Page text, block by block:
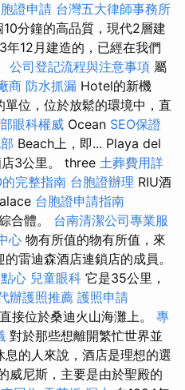
證申請 台灣五大律師事務所
分鐘的高品質，現代2層建
年12月建造的，已經在我們
公司登記流程與注意事項 屬
商 防水抓漏 Hotel的新機
位，位於放鬆的環境中，直
眼科權威 Ocean SEO保證
Beach上，即... Playa del
3公里。 three 土葬費用詳
完整指南 台胞證辦理 RIU酒
台胞證申請指南
合體。 台南清潔公司專業服
心 物有所值的物有所值，來
雷迪森酒店連鎖店的成員。
心 兒童眼科 它是35公里，
辦護照推薦 護照申請
接位於桑迪火山海灘上。 專
對於那些想離開繁忙世界並
的人來說，酒店是理想的選
威尼斯，主要是由於聖殿的